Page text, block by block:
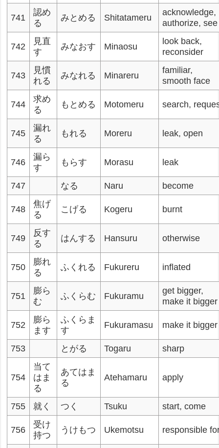
741
認め
る
みとめる Shitatameru
acknowledge,
authorize, see
742
見直
す
みなおす Minaosu
look back,
reconsider
743
見慣
れる
みなれる Minareru
familiar,
smooth face
744
求め
る
もとめる Motomeru search,
745
漏れ
る
もれる Moreru leak, open
746
漏ら
す
もらす Morasu leak
747 なる Naru become
748
焦げ
る
こげる Kogeru burnt
749
反す
る
はんする Hansuru otherwise
750
膨れ
る
ふくれる Fukureru inflated
751
膨ら
む
ふくらむ Fukuramu
get bigger,
make it bigger
752
膨ら
ます
ふくらま
す
Fukuramasu make it bigger
753 とがる Togaru sharp
754
当て
はま
る
あてはま
る
Atehamaru apply
755 就く つく Tsuku start, come
756
受け
持つ
うけもつ Ukemotsu responsible